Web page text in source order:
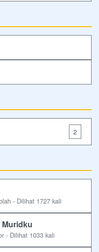
2
- Dilihat 1727 kali
Muridku
- Dilihat 1033 kali